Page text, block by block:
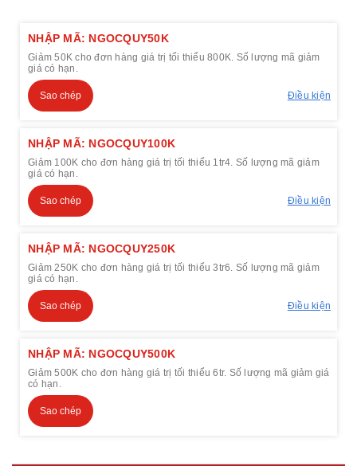
NHẬP MÃ: NGOCQUY50K
Giảm 50K cho đơn hàng giá trị tối thiểu 800K. Số lượng mã giảm
giá có hạn.
Sao chép Điều kiện
NHẬP MÃ: NGOCQUY100K
Giảm 100K cho đơn hàng giá trị tối thiểu 1tr4. Số lượng mã giảm
giá có hạn.
Sao chép Điều kiện
NHẬP MÃ: NGOCQUY250K
Giảm 250K cho đơn hàng giá trị tối thiểu 3tr6. Số lượng mã giảm
giá có hạn.
Sao chép Điều kiện
NHẬP MÃ: NGOCQUY500K
Giảm 500K cho đơn hàng giá trị tối thiểu 6tr. Số lượng mã giảm giá
có hạn.
Sao chép